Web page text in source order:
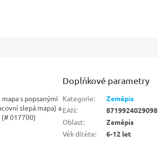
s popsanými
slepá mapa) a
(# 017700)
Doplňkové parametry
Kategorie:
Zeměpis
EAN:
8719924029098
Oblast:
Zeměpis
Věk dítěte: 6-12 let